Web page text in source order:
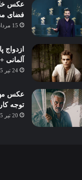
عکس
فضای
15 مرداد 1405
ازدواج
24 تیر 1405
عکس
توجه
20 تیر 1405